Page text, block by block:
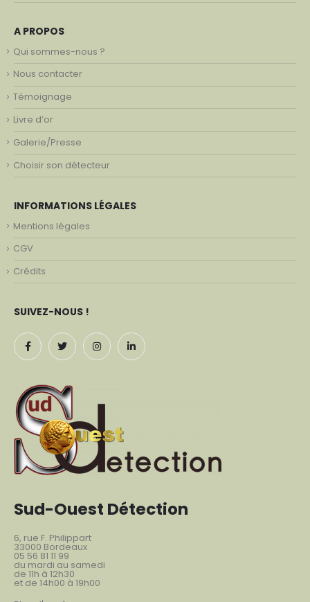
A PROPOS
Qui sommes-nous ?
Nous contacter
Témoignage
Livre d’or
Galerie/Presse
Choisir son détecteur
INFORMATIONS LÉGALES
Mentions légales
CGV
Crédits
SUIVEZ-NOUS !
Sud-Ouest Détection
6, rue F. Philippart
33000 Bordeaux
05 56 81 11 99
du mardi au samedi
de 11h à 12h30
et de 14h00 à 19h00